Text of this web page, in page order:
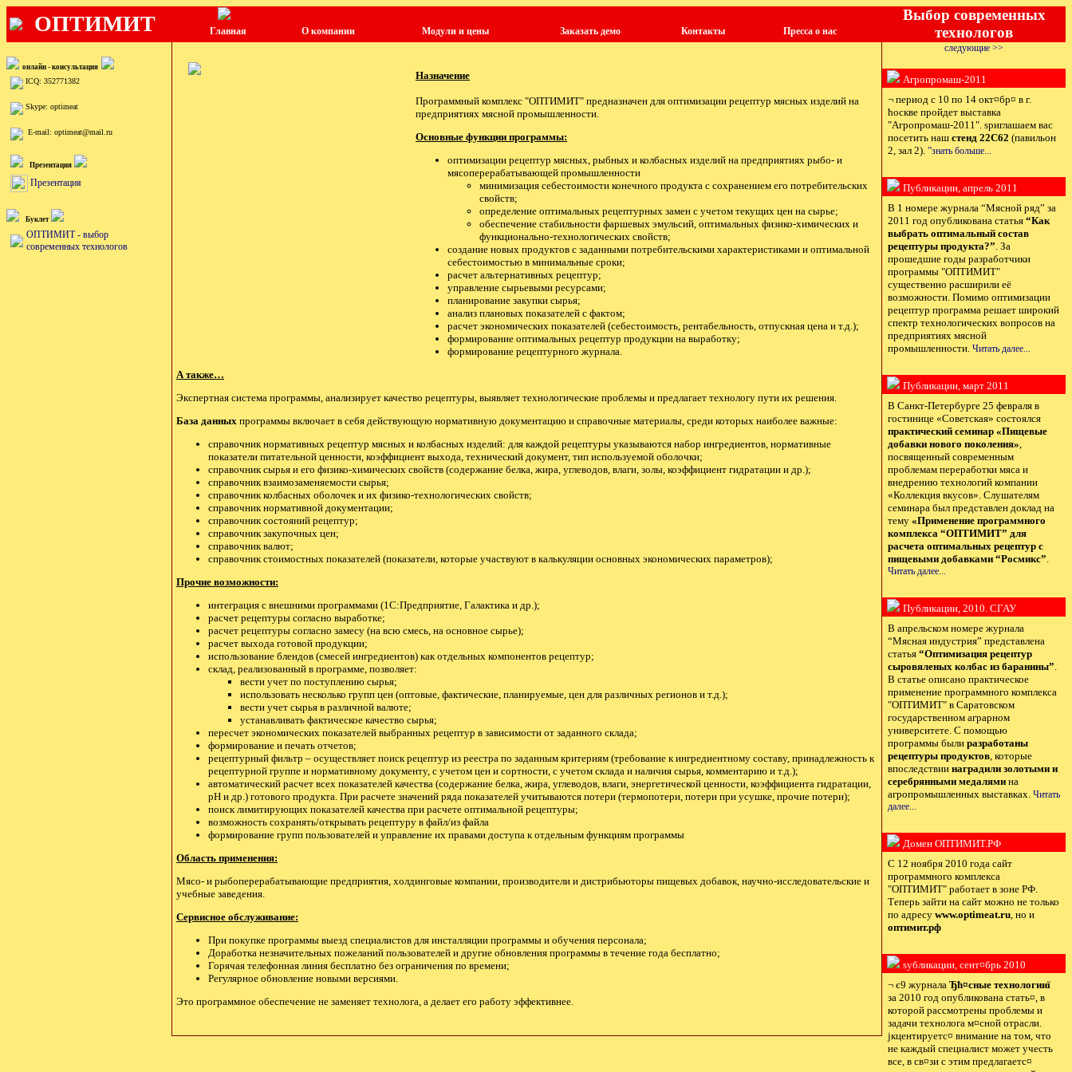
ОПТИМИТ Главная О компании Модули и цены Заказать демо Контакты Пресса о нас
Выбор современных
технологов
онлайн - консультация
ICQ: 352771382
Skype: optimeat
E-mail: optimeat@mail.ru
Презентация
Презентация
Буклет
ОПТИМИТ - выбор
современных технологов
Назначение
Программный комплекс "ОПТИМИТ" предназначен для оптимизации рецептур мясных изделий на
предприятиях мясной промышленности.
Основные функции программы:
оптимизации рецептур мясных, рыбных и колбасных изделий на предприятиях рыбо- и
мясоперерабатывающей промышленности
минимизация себестоимости конечного продукта с сохранением его потребительских
свойств;
определение оптимальных рецептурных замен с учетом текущих цен на сырье;
обеспечение стабильности фаршевых эмульсий, оптимальных физико-химических и
функционально-технологических свойств;
создание новых продуктов с заданными потребительскими характеристиками и оптимальной
себестоимостью в минимальные сроки;
расчет альтернативных рецептур;
управление сырьевыми ресурсами;
планирование закупки сырья;
анализ плановых показателей с фактом;
расчет экономических показателей (себестоимость, рентабельность, отпускная цена и т.д.);
формирование оптимальных рецептур продукции на выработку;
формирование рецептурного журнала.
А также…
Экспертная система программы, анализирует качество рецептуры, выявляет технологические проблемы и предлагает технологу пути их решения.
База данных программы включает в себя действующую нормативную документацию и справочные материалы, среди которых наиболее важные:
справочник нормативных рецептур мясных и колбасных изделий: для каждой рецептуры указываются набор ингредиентов, нормативные
показатели питательной ценности, коэффициент выхода, технический документ, тип используемой оболочки;
справочник сырья и его физико-химических свойств (содержание белка, жира, углеводов, влаги, золы, коэффициент гидратации и др.);
справочник взаимозаменяемости сырья;
справочник колбасных оболочек и их физико-технологических свойств;
справочник нормативной документации;
справочник состояний рецептур;
справочник закупочных цен;
справочник валют;
справочник стоимостных показателей (показатели, которые участвуют в калькуляции основных экономических параметров);
Прочие возможности:
интеграция с внешними программами (1С:Предприятие, Галактика и др.);
расчет рецептуры согласно выработке;
расчет рецептуры согласно замесу (на всю смесь, на основное сырье);
расчет выхода готовой продукции;
использование блендов (смесей ингредиентов) как отдельных компонентов рецептур;
склад, реализованный в программе, позволяет:
вести учет по поступлению сырья;
использовать несколько групп цен (оптовые, фактические, планируемые, цен для различных регионов и т.д.);
вести учет сырья в различной валюте;
устанавливать фактическое качество сырья;
пересчет экономических показателей выбранных рецептур в зависимости от заданного склада;
формирование и печать отчетов;
рецептурный фильтр – осуществляет поиск рецептур из реестра по заданным критериям (требование к ингредиентному составу, принадлежность к
рецептурной группе и нормативному документу, с учетом цен и сортности, с учетом склада и наличия сырья, комментарию и т.д.);
автоматический расчет всех показателей качества (содержание белка, жира, углеводов, влаги, энергетической ценности, коэффициента гидратации,
pH и др.) готового продукта. При расчете значений ряда показателей учитываются потери (термопотери, потери при усушке, прочие потери);
поиск лимитирующих показателей качества при расчете оптимальной рецептуры;
возможность сохранять/открывать рецептуру в файл/из файла
формирование групп пользователей и управление их правами доступа к отдельным функциям программы
Область применения:
Мясо- и рыбоперерабатывающие предприятия, холдинговые компании, производители и дистрибьюторы пищевых добавок, научно-исследовательские и
учебные заведения.
Сервисное обслуживание:
При покупке программы выезд специалистов для инсталляции программы и обучения персонала;
Доработка незначительных пожеланий пользователей и другие обновления программы в течение года бесплатно;
Горячая телефонная линия бесплатно без ограничения по времени;
Регулярное обновление новыми версиями.
Это программное обеспечение не заменяет технолога, а делает его работу эффективнее.
cледующие >>
Агропромаш-2011
¬ период с 10 по 14 окт¤бр¤ в г.
ћоскве пройдет выставка
"Агропромаш-2011". ѕриглашаем вас
посетить наш стенд 22C62 (павильон
2, зал 2). ”знать больше...
Публикации, апрель 2011
В 1 номере журнала “Мясной ряд” за
2011 год опубликована статья “Как
выбрать оптимальный состав
рецептуры продукта?”. За
прошедшие годы разработчики
программы "ОПТИМИТ"
существенно расширили её
возможности. Помимо оптимизации
рецептур программа решает широкий
спектр технологических вопросов на
предприятиях мясной
промышленности. Читать далее...
Публикации, март 2011
В Санкт-Петербурге 25 февраля в
гостинице «Советская» состоялся
практический семинар «Пищевые
добавки нового поколения»,
посвященный современным
проблемам переработки мяса и
внедрению технологий компании
«Коллекция вкусов». Слушателям
семинара был представлен доклад на
тему «Применение программного
комплекса “ОПТИМИТ” для
расчета оптимальных рецептур с
пищевыми добавками “Росмикс”.
Читать далее...
Публикации, 2010. СГАУ
В апрельском номере журнала
“Мясная индустрия” представлена
статья “Оптимизация рецептур
сыровяленых колбас из баранины”.
В статье описано практическое
применение программного комплекса
"ОПТИМИТ" в Саратовском
государственном аграрном
университете. С помощью
программы были разработаны
рецептуры продуктов, которые
впоследствии наградили золотыми и
серебрянными медалями на
агропромышленных выставках. Читать
далее...
Домен ОПТИМИТ.РФ
С 12 ноября 2010 года сайт
программного комплекса
"ОПТИМИТ" работает в зоне РФ.
Теперь зайти на сайт можно не только
по адресу www.optimeat.ru, но и
оптимит.рф
ѕубликации, сент¤брь 2010
¬ є9 журнала Ђћ¤сные технологииї
за 2010 год опубликована стать¤, в
которой рассмотрены проблемы и
задачи технолога м¤сной отрасли.
јкцентируетс¤ внимание на том, что
не каждый специалист может учесть
все, в св¤зи с этим предлагаетс¤